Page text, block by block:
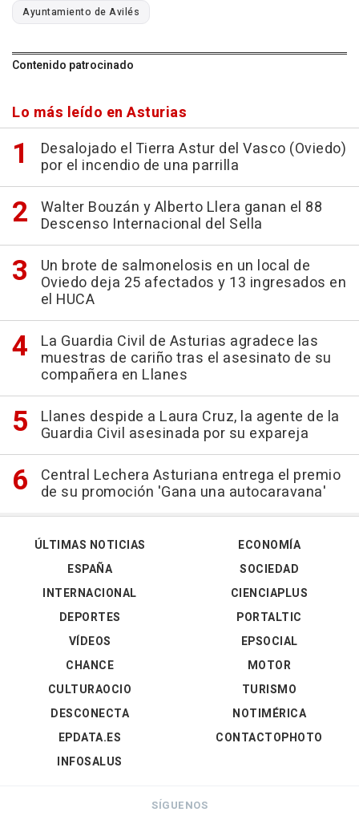
Ayuntamiento de Avilés
Contenido patrocinado
Lo más leído en Asturias
Desalojado el Tierra Astur del Vasco (Oviedo)
por el incendio de una parrilla
Walter Bouzán y Alberto Llera ganan el 88
Descenso Internacional del Sella
Un brote de salmonelosis en un local de
Oviedo deja 25 afectados y 13 ingresados en
el HUCA
La Guardia Civil de Asturias agradece las
muestras de cariño tras el asesinato de su
compañera en Llanes
Llanes despide a Laura Cruz, la agente de la
Guardia Civil asesinada por su expareja
Central Lechera Asturiana entrega el premio
de su promoción 'Gana una autocaravana'
ÚLTIMAS NOTICIAS
ESPAÑA
INTERNACIONAL
DEPORTES
VÍDEOS
ECONOMÍA
SOCIEDAD
CIENCIAPLUS
PORTALTIC
EPSOCIAL
CHANCE
CULTURAOCIO
DESCONECTA
EPDATA.ES
INFOSALUS
MOTOR
TURISMO
NOTIMÉRICA
CONTACTOPHOTO
SÍGUENOS